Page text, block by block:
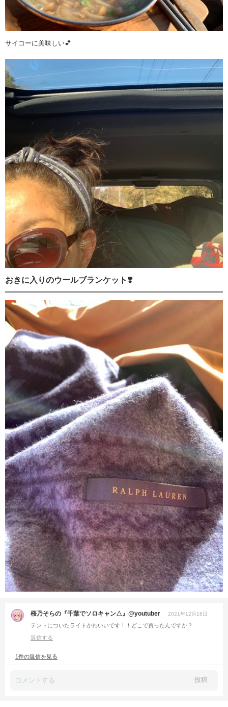
サイコーに美味しい💕
おきに入りのウールブランケット❣️
桜乃そらの『千葉でソロキャン△』@youtuber 2021年12月16日
テントについたライトかわいいです！！どこで買ったんですか？
返信する
1件の返信を見る
投稿